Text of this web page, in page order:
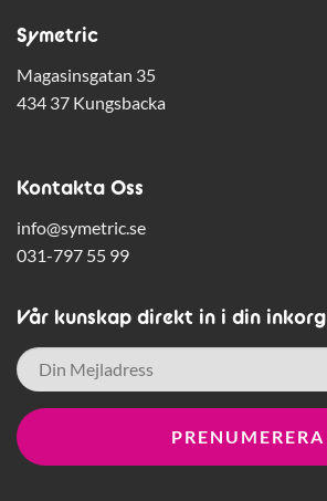
Symetric
Magasinsgatan 35
434 37 Kungsbacka
Kontakta Oss
info@symetric.se
031-797 55 99
Vår kunskap direkt in i din inkorg
E-
post *